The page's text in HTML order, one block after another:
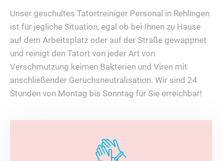
Unser geschultes Tatortreiniger Personal in Rehlingen
ist für jegliche Situation, egal ob bei Ihnen zu Hause
auf dem Arbeitsplatz oder auf der Straße gewappnet
und reinigt den Tatort von jeder Art von
Verschmutzung keimen Bakterien und Viren mit
anschließender Geruchsneutralisation. Wir sind 24
Stunden von Montag bis Sonntag für Sie erreichbar!